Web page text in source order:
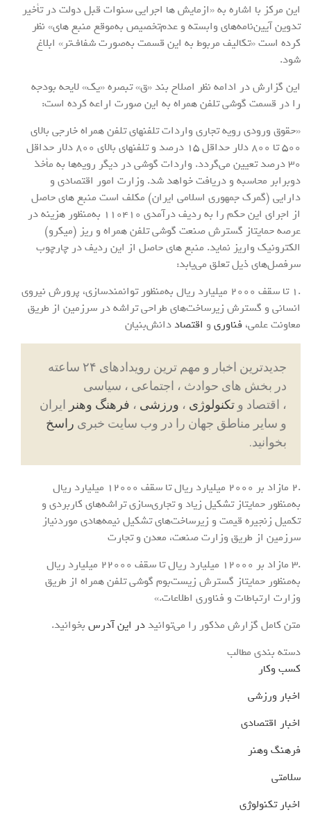
این مرکز با اشاره به «ازمایش ها اجرایی سنوات قبل دولت در تأخیر
تدوین آیین‌نامه‌های وابسته و عدم‌تخصیص به‌موقع منبع های» نظر
کرده است «تکالیف مربوط به این قسمت به‌صورت شفاف‌تر» ابلاغ
شود.
این گزارش در ادامه نظر اصلاح بند «ق» تبصره «یک» لایحه بودجه
را در قسمت گوشی تلفن همراه به این صورت اراعه کرده است:
«حقوق ورودی رویه تجاری واردات تلفنهای تلفن همراه خارجی بالای
۵۰۰ تا ۸۰۰ دلار حداقل ۱۵ درصد و تلفنهای بالای ۸۰۰ دلار حداقل
۳۰ درصد تعیین می‌گردد. واردات گوشی در دیگر رویه‌ها به مأخذ
دوبرابر محاسبه و دریافت خواهد شد. وزارت امور اقتصادی و
دارایی (گمرک جمهوری اسلامی ایران) مکلف است منبع های حاصل
از اجرای این حکم را به ردیف درآمدی 110410 به‌منظور هزینه در
عرصه حمایتاز گسترش صنعت گوشی تلفن همراه و ریز (میکرو)
الکترونیک واریز نماید. منبع های حاصل از این ردیف در چارچوب
سرفصل‌های ذیل تعلق می‌یابد:
.1 تا سقف 2000 میلیارد ریال به‌منظور توانمندسازی، پرورش نیروی
انسانی و گسترش زیرساخت‌های طراحی تراشه در سرزمین از طریق
معاونت علمی، فناوری و اقتصاددانش‌بنیان
جدیدترین اخبار و مهم ترین رویدادهای ۲۴ ساعته
در بخش های حوادث ، اجتماعی ، سیاسی
، اقتصاد و تکنولوژی ، ورزشی ، فرهنگ وهنر ایران
و سایر مناطق جهان را در وب سایت خبری راسخ
بخوانید.
.2 مازاد بر 2000 میلیارد ریال تا سقف 12000 میلیارد ریال
به‌منظور حمایتاز تشکیل زیاد و تجاری‌سازی تراشه‌های کاربردی و
تکمیل زنجیره قیمت و زیرساخت‌های تشکیل نیمه‌هادی موردنیاز
سرزمین از طریق وزارت صنعت، معدن و تجارت
.3 مازاد بر 12000 میلیارد ریال تا سقف 22000 میلیارد ریال
به‌منظور حمایتاز گسترش زیست‌بوم گوشی تلفن همراه از طریق
وزارت ارتباطات و فناوری اطلاعات.»
متن کامل گزارش مذکور را می‌توانیددر این آدرس بخوانید.
دسته بندی مطالب
کسب وکار
اخبار ورزشی
اخبار اقتصادی
فرهنگ وهنر
سلامتی
اخبار تکنولوژی